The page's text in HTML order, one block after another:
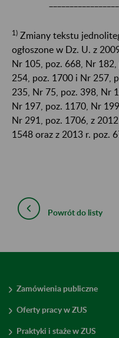
1) Zmiany tekstu
ogłoszone w Dz. U. z
Nr 105, poz. 668, Nr
254, poz. 1700 i Nr 257,
235, Nr 75, poz. 398, Nr
Nr 197, poz. 1170, Nr
Nr 291, poz. 1706, z
1548 oraz z 2013 r. poz.
Powrót do listy
Zamówienia publiczne
Oferty pracy w ZUS
Praktyki i staże w ZUS